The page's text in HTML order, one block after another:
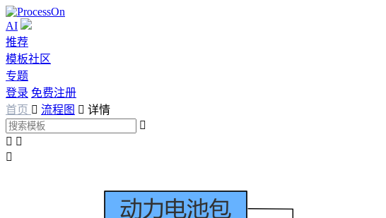
AI
推荐
模板社区
专题
登录 免费注册
首页  流程图  详情

 
